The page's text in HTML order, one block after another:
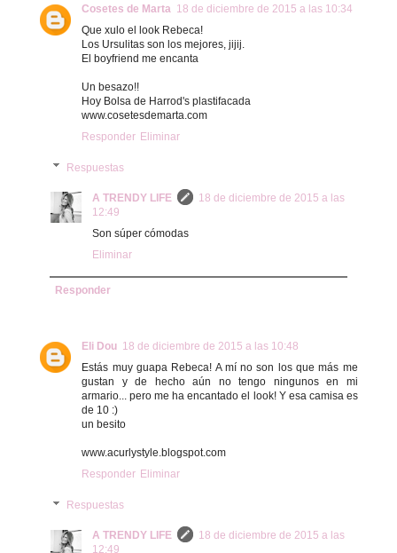
Cosetes de Marta 18 de diciembre de 2015 a las 10:34
Que xulo el look Rebeca!
Los Ursulitas son los mejores, jijij.
El boyfriend me encanta
Un besazo!!
Hoy Bolsa de Harrod's plastifacada
www.cosetesdemarta.com
Responder Eliminar
Respuestas
A TRENDY LIFE
18 de diciembre de 2015 a las
12:49
Son súper cómodas
Eliminar
Responder
Eli Dou 18 de diciembre de 2015 a las 10:48
Estás muy guapa Rebeca! A mí no son los que más me
gustan y de hecho aún no tengo ningunos en mi
armario... pero me ha encantado el look! Y esa camisa es
de 10 :)
un besito
www.acurlystyle.blogspot.com
Responder Eliminar
Respuestas
A TRENDY LIFE
18 de diciembre de 2015 a las
12:49